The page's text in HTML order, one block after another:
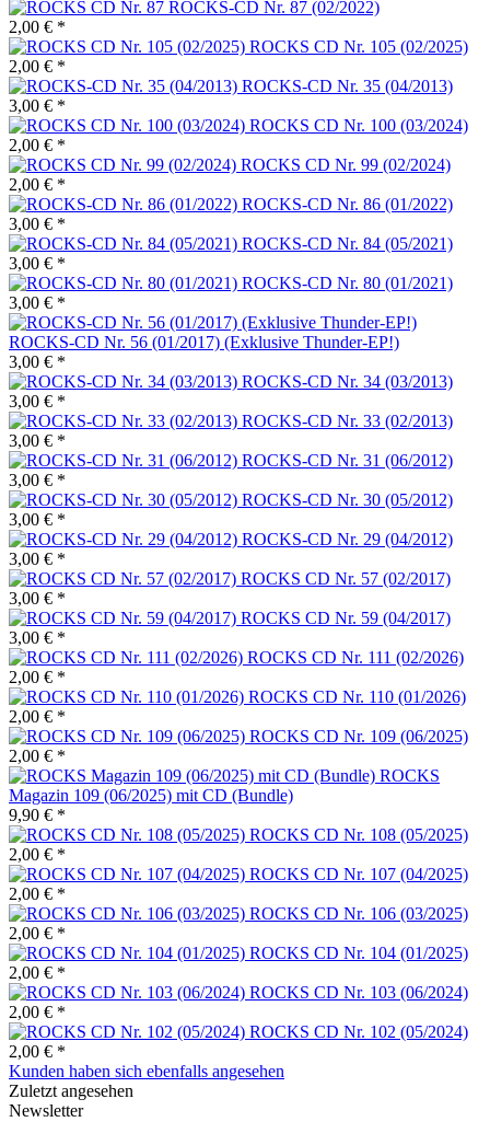
ROCKS-CD Nr. 87 (02/2022)
2,00 € *
ROCKS CD Nr. 105 (02/2025)
2,00 € *
ROCKS-CD Nr. 35 (04/2013)
3,00 € *
ROCKS CD Nr. 100 (03/2024)
2,00 € *
ROCKS CD Nr. 99 (02/2024)
2,00 € *
ROCKS-CD Nr. 86 (01/2022)
3,00 € *
ROCKS-CD Nr. 84 (05/2021)
3,00 € *
ROCKS-CD Nr. 80 (01/2021)
3,00 € *
ROCKS-CD Nr. 56 (01/2017) (Exklusive Thunder-EP!)
3,00 € *
ROCKS-CD Nr. 34 (03/2013)
3,00 € *
ROCKS-CD Nr. 33 (02/2013)
3,00 € *
ROCKS-CD Nr. 31 (06/2012)
3,00 € *
ROCKS-CD Nr. 30 (05/2012)
3,00 € *
ROCKS-CD Nr. 29 (04/2012)
3,00 € *
ROCKS CD Nr. 57 (02/2017)
3,00 € *
ROCKS CD Nr. 59 (04/2017)
3,00 € *
ROCKS CD Nr. 111 (02/2026)
2,00 € *
ROCKS CD Nr. 110 (01/2026)
2,00 € *
ROCKS CD Nr. 109 (06/2025)
2,00 € *
ROCKS
Magazin 109 (06/2025) mit CD (Bundle)
9,90 € *
ROCKS CD Nr. 108 (05/2025)
2,00 € *
ROCKS CD Nr. 107 (04/2025)
2,00 € *
ROCKS CD Nr. 106 (03/2025)
2,00 € *
ROCKS CD Nr. 104 (01/2025)
2,00 € *
ROCKS CD Nr. 103 (06/2024)
2,00 € *
ROCKS CD Nr. 102 (05/2024)
2,00 € *
Kunden haben sich ebenfalls angesehen
Zuletzt angesehen
Newsletter